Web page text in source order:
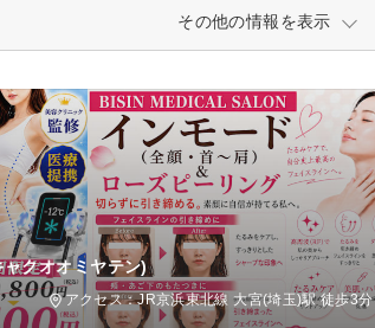
その他の情報を表示
ャクオオミヤテン)
アクセス：JR京浜東北線 大宮(埼玉)駅 徒歩3分